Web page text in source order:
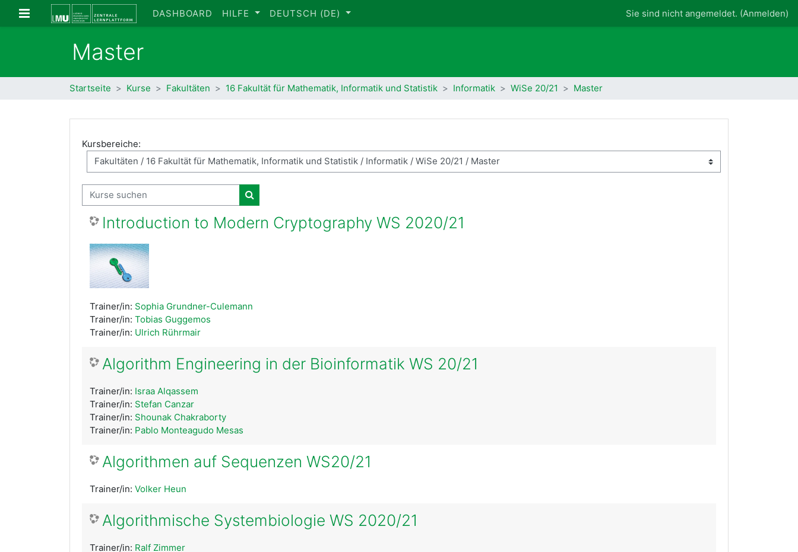
Zum Hauptinhalt
Website-Übersicht DASHBOARD HILFE DEUTSCH ‎(DE)‎ Sie sind nicht angemeldet. (Anmelden)
Master
Startseite Kurse Fakultäten 16 Fakultät für Mathematik, Informatik und Statistik Informatik WiSe 20/21 Master
Kursbereiche:
Kurse suchen
Kurse suchen
Introduction to Modern Cryptography WS 2020/21
Trainer/in: Sophia Grundner-Culemann
Trainer/in: Tobias Guggemos
Trainer/in: Ulrich Rührmair
Algorithm Engineering in der Bioinformatik WS 20/21
Trainer/in: Israa Alqassem
Trainer/in: Stefan Canzar
Trainer/in: Shounak Chakraborty
Trainer/in: Pablo Monteagudo Mesas
Algorithmen auf Sequenzen WS20/21
Trainer/in: Volker Heun
Algorithmische Systembiologie WS 2020/21
Trainer/in: Ralf Zimmer